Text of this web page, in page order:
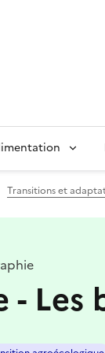
Transitions et
- Les